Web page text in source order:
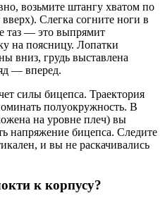
возьмите штангу хватом по
Слегка согните ноги в
таз — это выпрямит
на поясницу. Лопатки
вниз, грудь выставлена
— вперед.
силы бицепса. Траектория
полуокружность. В
на уровне плеч) вы
напряжение бицепса. Следите
и вы не раскачивались
к корпусу?